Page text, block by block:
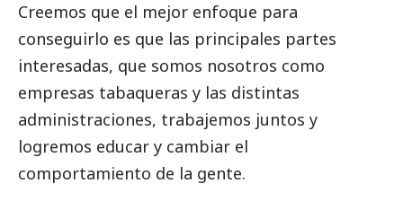
Creemos que el mejor enfoque para
conseguirlo es que las principales partes
interesadas, que somos nosotros como
empresas tabaqueras y las distintas
administraciones, trabajemos juntos y
logremos educar y cambiar el
comportamiento de la gente.